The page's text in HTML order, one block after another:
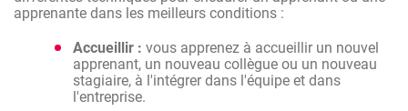
apprenante dans les meilleurs conditions :
Accueillir : vous apprenez à accueillir un nouvel
apprenant, un nouveau collègue ou un nouveau
stagiaire, à l'intégrer dans l'équipe et dans
l'entreprise.